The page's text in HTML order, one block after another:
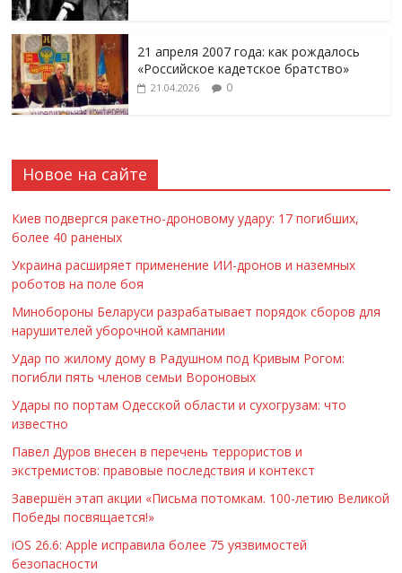
21 апреля 2007 года: как рождалось
«Российское кадетское братство»
21.04.2026 0
Новое на сайте
Киев подвергся ракетно-дроновому удару: 17 погибших,
более 40 раненых
Украина расширяет применение ИИ-дронов и наземных
роботов на поле боя
Минобороны Беларуси разрабатывает порядок сборов для
нарушителей уборочной кампании
Удар по жилому дому в Радушном под Кривым Рогом:
погибли пять членов семьи Вороновых
Удары по портам Одесской области и сухогрузам: что
известно
Павел Дуров внесен в перечень террористов и
экстремистов: правовые последствия и контекст
Завершён этап акции «Письма потомкам. 100-летию Великой
Победы посвящается!»
iOS 26.6: Apple исправила более 75 уязвимостей
безопасности